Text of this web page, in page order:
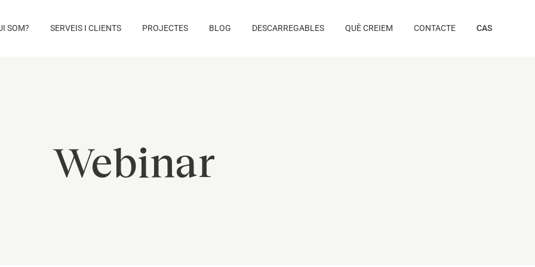
SOM? SERVEIS I CLIENTS PROJECTES BLOG DESCARREGABLES QUÈ CREIEM CONTACTE CAS
Webinar